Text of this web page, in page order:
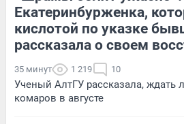
Екатеринбурженка,
кислотой по указке
рассказала о своем
35 минут 1 219 10
Ученый АлтГУ рассказала, ждать
комаров в августе